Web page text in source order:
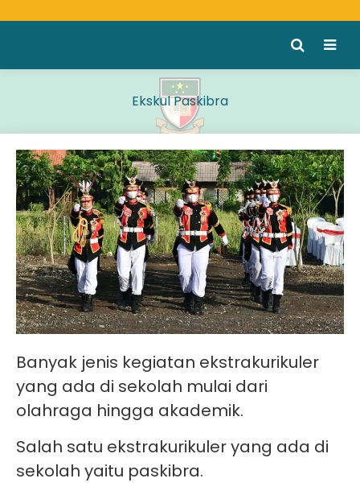
Ekskul Paskibra
Banyak jenis kegiatan ekstrakurikuler
yang ada di sekolah mulai dari
olahraga hingga akademik.
Salah satu ekstrakurikuler yang ada di
sekolah yaitu paskibra.